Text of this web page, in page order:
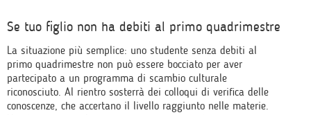
Se tuo figlio non ha debiti al primo quadrimestre
La situazione più semplice: uno studente senza debiti al
primo quadrimestre non può essere bocciato per aver
partecipato a un programma di scambio culturale
riconosciuto. Al rientro sosterrà dei colloqui di verifica delle
conoscenze, che accertano il livello raggiunto nelle materie.